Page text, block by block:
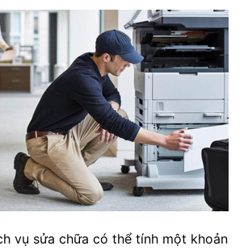
vụ sửa chữa có thể tính một khoản